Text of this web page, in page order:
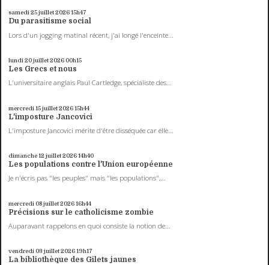
samedi 25juillet 202615h47
Du parasitisme social
Lors d'un jogging matinal récent, j'ai longé l'enceinte...
lundi 20juillet 2026 00h15
Les Grecs et nous
L'universitaire anglais Paul Cartledge, spécialiste des...
mercredi 15juillet 202615h44
L'imposture Jancovici
L'imposture Jancovici mérite d'être disséquée car elle...
dimanche 12 juillet 202614h40
Les populations contre l'Union européenne
Je n'écris pas "les peuples" mais "les populations",...
mercredi 08juillet 202616h44
Précisions sur le catholicisme zombie
Auparavant rappelons en quoi consiste la notion de...
vendredi 03 juillet 202619h17
La bibliothèque des Gilets jaunes